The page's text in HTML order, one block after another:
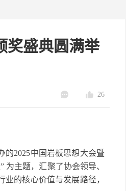
奖盛典圆满举
26
的2025中国岩板思想大会暨
为主题，汇聚了协会领导、
的核心价值与发展路径，